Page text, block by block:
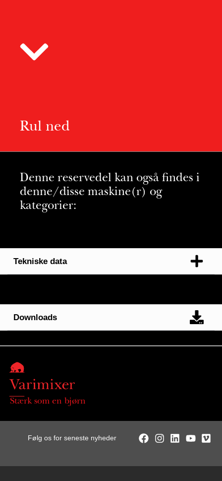
Rul ned
Denne reservedel kan også findes i
denne/disse maskine(r) og
kategorier:
Tekniske data
Downloads
Stærk som en bjørn
Følg os for seneste nyheder